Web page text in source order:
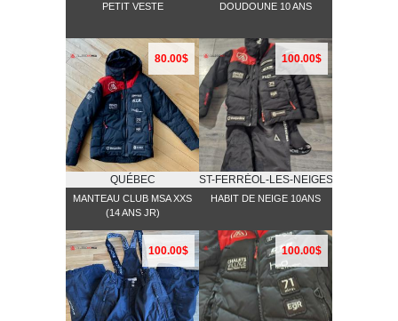
PETIT VESTE DOUDOUNE 10 ANS
80.00$
QUÉBEC
MANTEAU CLUB MSA XXS
(14 ANS JR)
100.00$
ST-FERRĖOL-LES-NEIGES
HABIT DE NEIGE 10ANS
100.00$ 100.00$